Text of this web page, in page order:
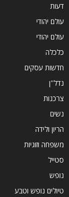
דעות
עולם יהודי
עולם יהודי
כלכלה
חדשות עסקים
נדל''ן
צרכנות
נשים
הריון ולידה
משפחה וזוגיות
סטייל
נופש
טיולים נופש וטבע